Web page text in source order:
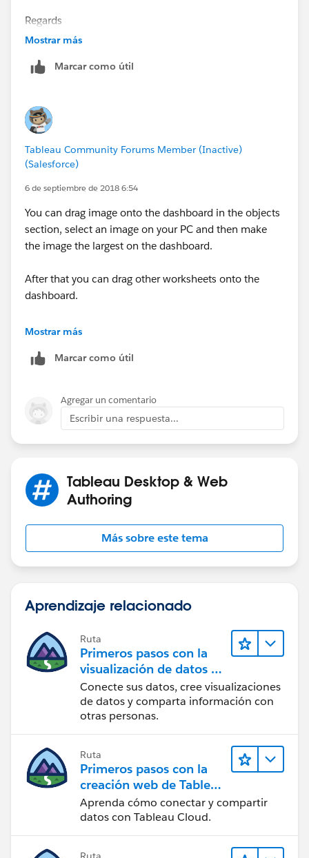
Regards
Lei
Mostrar más
Marcar como útil
Tableau Community Forums Member (Inactive)
(Salesforce)
6 de septiembre de 2018 6:54
You can drag image onto the dashboard in the objects
section, select an image on your PC and then make
the image the largest on the dashboard.
After that you can drag other worksheets onto the
dashboard.
In the Layout option, you can move the image to the
Mostrar más
Marcar como útil
Agregar un comentario
Escribir una respuesta...
Tableau Desktop & Web
Authoring
Más sobre este tema
Aprendizaje relacionado
Ruta
Primeros pasos con la
visualización de datos en
Tableau Desktop
Conecte sus datos, cree visualizaciones
de datos y comparta información con
otras personas.
Ruta
Primeros pasos con la
creación web de Tableau
Cloud
Aprenda cómo conectar y compartir
datos con Tableau Cloud.